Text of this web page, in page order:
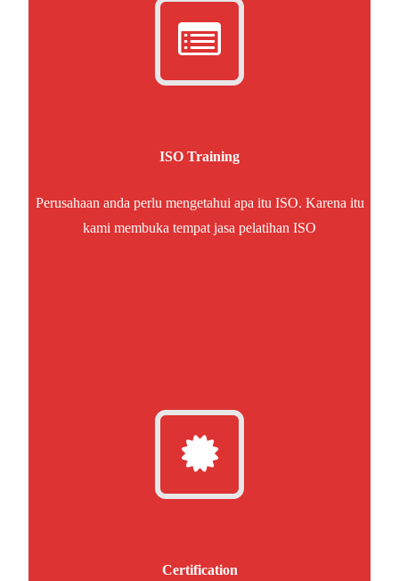
ISO Training
Perusahaan anda perlu mengetahui apa itu ISO. Karena itu
kami membuka tempat jasa pelatihan ISO
Certification